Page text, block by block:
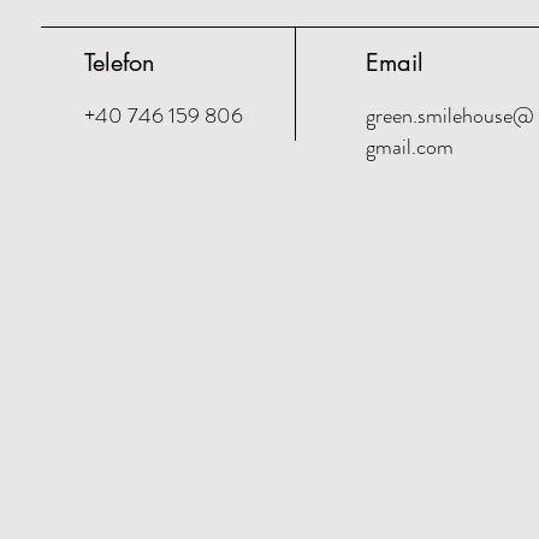
Telefon
Email
+40 746 159 806
green.smilehouse@
gmail.com